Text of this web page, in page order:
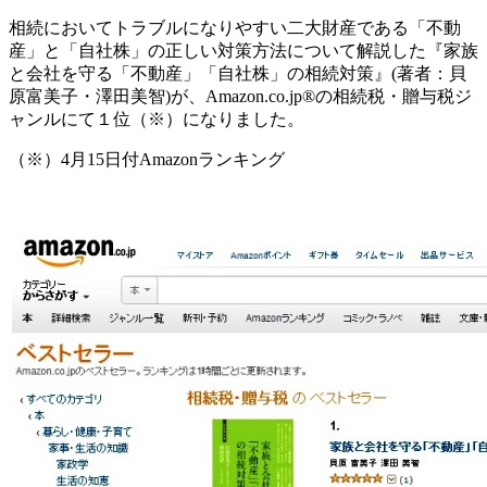
相続においてトラブルになりやすい二大財産である「不動
産」と「自社株」の正しい対策方法について解説した『家族
と会社を守る「不動産」「自社株」の相続対策』(著者：貝
原富美子・澤田美智)が、Amazon.co.jp®の相続税・贈与税ジ
ャンルにて１位（※）になりました。
（※）4月15日付Amazonランキング